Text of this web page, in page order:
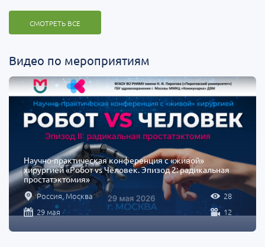
СМОТРЕТЬ ВСЕ
Видео по мероприятиям
Научно-практическая конференция с «живой»
хирургией «Робот vs Человек. Эпизод 2: радикальная
простатэктомия»
Россия, Москва
28
29 мая
12